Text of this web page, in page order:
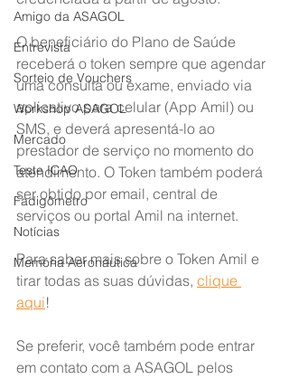
Amigo da ASAGOL
Entrevista
Sorteio de Vouchers
Workshop ASAGOL
Mercado
Teste ICAO
Fadigômetro
Notícias
Memória Aeronáutica
O beneficiário do Plano de Saúde
receberá o token sempre que agendar
uma consulta ou exame, enviado via
aplicativo para celular (App Amil) ou
SMS, e deverá apresentá-lo ao
prestador de serviço no momento do
atendimento. O Token também poderá
ser obtido por email, central de
serviços ou portal Amil na internet.
Para saber mais sobre o Token Amil e
tirar todas as suas dúvidas, clique
aqui!
Se preferir, você também pode entrar
em contato com a ASAGOL pelos